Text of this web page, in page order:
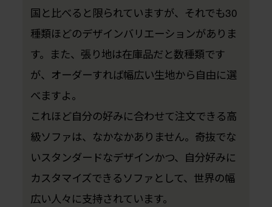
国と比べると限られていますが、それでも30
種類ほどのデザインバリエーションがありま
す。また、張り地は在庫品だと数種類です
が、オーダーすれば幅広い生地から自由に選
べますよ。
これほど自分の好みに合わせて注文できる高
級ソファは、なかなかありません。奇抜でな
いスタンダードなデザインかつ、自分好みに
カスタマイズできるソファとして、世界の幅
広い人々に支持されています。